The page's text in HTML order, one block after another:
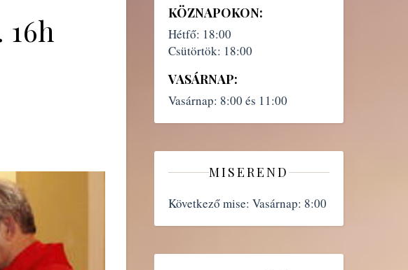
KÖZNAPOKON:
Hétfő: 18:00
Csütörtök: 18:00
VASÁRNAP:
Vasárnap: 8:00 és 11:00
MISEREND
Következő mise: Vasárnap: 8:00